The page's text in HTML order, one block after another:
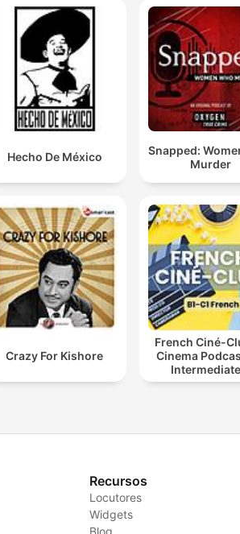
Hecho De México
Snapped:
Murder
Crazy For Kishore
French Ciné-
Cinema
Advanced
Recursos
Locutores
Widgets
Blog